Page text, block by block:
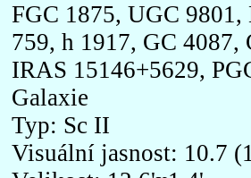
FGC 1875, UGC
759, h 1917, GC 4087,
IRAS 15146+5629,
Galaxie
Typ: Sc II
Visuální jasnost: 10.7